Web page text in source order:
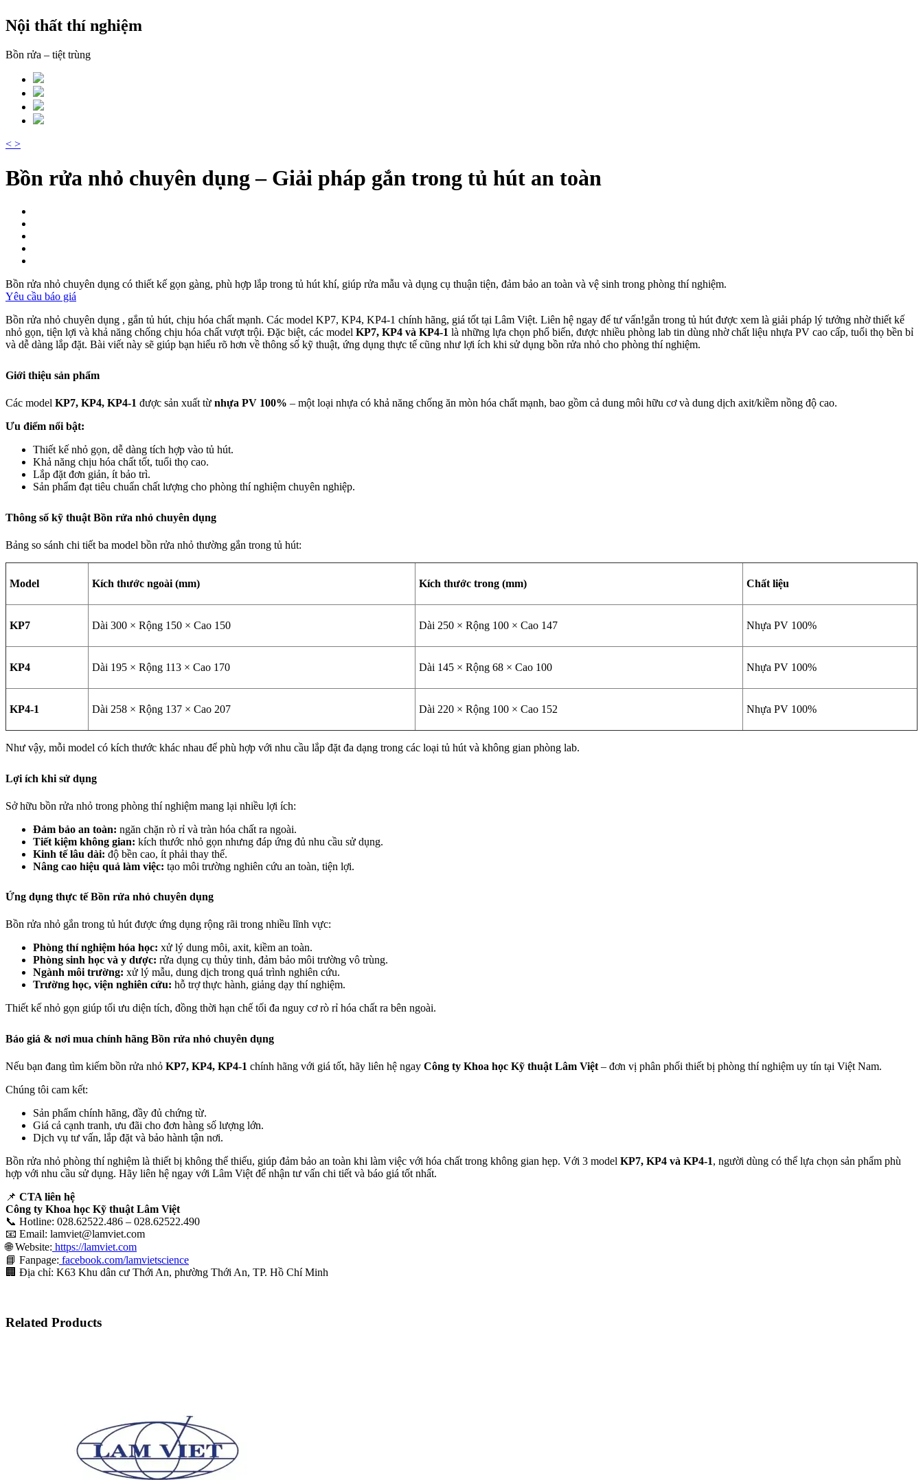
Nội thất thí nghiệm
Bồn rửa – tiệt trùng
< >
Bồn rửa nhỏ chuyên dụng – Giải pháp gắn trong tủ hút an toàn
Bồn rửa nhỏ chuyên dụng có thiết kế gọn gàng, phù hợp lắp trong tủ hút khí, giúp rửa mẫu và dụng cụ thuận tiện, đảm bảo an toàn và vệ sinh trong phòng thí nghiệm.
Yêu cầu báo giá
Bồn rửa nhỏ chuyên dụng , gắn tủ hút, chịu hóa chất mạnh. Các model KP7, KP4, KP4-1 chính hãng, giá tốt tại Lâm Việt. Liên hệ ngay để tư vấn!gắn trong tủ hút được xem là giải pháp lý tưởng nhờ thiết kế
nhỏ gọn, tiện lợi và khả năng chống chịu hóa chất vượt trội. Đặc biệt, các model KP7, KP4 và KP4-1 là những lựa chọn phổ biến, được nhiều phòng lab tin dùng nhờ chất liệu nhựa PV cao cấp, tuổi thọ bền bỉ
và dễ dàng lắp đặt. Bài viết này sẽ giúp bạn hiểu rõ hơn về thông số kỹ thuật, ứng dụng thực tế cũng như lợi ích khi sử dụng bồn rửa nhỏ cho phòng thí nghiệm.
Giới thiệu sản phẩm
Các model KP7, KP4, KP4-1 được sản xuất từ nhựa PV 100% – một loại nhựa có khả năng chống ăn mòn hóa chất mạnh, bao gồm cả dung môi hữu cơ và dung dịch axit/kiềm nồng độ cao.
Ưu điểm nổi bật:
Thiết kế nhỏ gọn, dễ dàng tích hợp vào tủ hút.
Khả năng chịu hóa chất tốt, tuổi thọ cao.
Lắp đặt đơn giản, ít bảo trì.
Sản phẩm đạt tiêu chuẩn chất lượng cho phòng thí nghiệm chuyên nghiệp.
Thông số kỹ thuật Bồn rửa nhỏ chuyên dụng
Bảng so sánh chi tiết ba model bồn rửa nhỏ thường gắn trong tủ hút:
Model Kích thước ngoài (mm) Kích thước trong (mm) Chất liệu
KP7 Dài 300 × Rộng 150 × Cao 150 Dài 250 × Rộng 100 × Cao 147 Nhựa PV 100%
KP4 Dài 195 × Rộng 113 × Cao 170 Dài 145 × Rộng 68 × Cao 100 Nhựa PV 100%
KP4-1 Dài 258 × Rộng 137 × Cao 207 Dài 220 × Rộng 100 × Cao 152 Nhựa PV 100%
Như vậy, mỗi model có kích thước khác nhau để phù hợp với nhu cầu lắp đặt đa dạng trong các loại tủ hút và không gian phòng lab.
Lợi ích khi sử dụng
Sở hữu bồn rửa nhỏ trong phòng thí nghiệm mang lại nhiều lợi ích:
Đảm bảo an toàn: ngăn chặn rò rỉ và tràn hóa chất ra ngoài.
Tiết kiệm không gian: kích thước nhỏ gọn nhưng đáp ứng đủ nhu cầu sử dụng.
Kinh tế lâu dài: độ bền cao, ít phải thay thế.
Nâng cao hiệu quả làm việc: tạo môi trường nghiên cứu an toàn, tiện lợi.
Ứng dụng thực tế Bồn rửa nhỏ chuyên dụng
Bồn rửa nhỏ gắn trong tủ hút được ứng dụng rộng rãi trong nhiều lĩnh vực:
Phòng thí nghiệm hóa học: xử lý dung môi, axit, kiềm an toàn.
Phòng sinh học và y dược: rửa dụng cụ thủy tinh, đảm bảo môi trường vô trùng.
Ngành môi trường: xử lý mẫu, dung dịch trong quá trình nghiên cứu.
Trường học, viện nghiên cứu: hỗ trợ thực hành, giảng dạy thí nghiệm.
Thiết kế nhỏ gọn giúp tối ưu diện tích, đồng thời hạn chế tối đa nguy cơ rò rỉ hóa chất ra bên ngoài.
Báo giá & nơi mua chính hãng Bồn rửa nhỏ chuyên dụng
Nếu bạn đang tìm kiếm bồn rửa nhỏ KP7, KP4, KP4-1 chính hãng với giá tốt, hãy liên hệ ngay Công ty Khoa học Kỹ thuật Lâm Việt – đơn vị phân phối thiết bị phòng thí nghiệm uy tín tại Việt Nam.
Chúng tôi cam kết:
Sản phẩm chính hãng, đầy đủ chứng từ.
Giá cả cạnh tranh, ưu đãi cho đơn hàng số lượng lớn.
Dịch vụ tư vấn, lắp đặt và bảo hành tận nơi.
Bồn rửa nhỏ phòng thí nghiệm là thiết bị không thể thiếu, giúp đảm bảo an toàn khi làm việc với hóa chất trong không gian hẹp. Với 3 model KP7, KP4 và KP4-1, người dùng có thể lựa chọn sản phẩm phù
hợp với nhu cầu sử dụng. Hãy liên hệ ngay với Lâm Việt để nhận tư vấn chi tiết và báo giá tốt nhất.
📌 CTA liên hệ
Công ty Khoa học Kỹ thuật Lâm Việt
📞 Hotline: 028.62522.486 – 028.62522.490
📧 Email: lamviet@lamviet.com
🌐 Website: https://lamviet.com
📘 Fanpage: facebook.com/lamvietscience
🏢 Địa chỉ: K63 Khu dân cư Thới An, phường Thới An, TP. Hồ Chí Minh
Related Products